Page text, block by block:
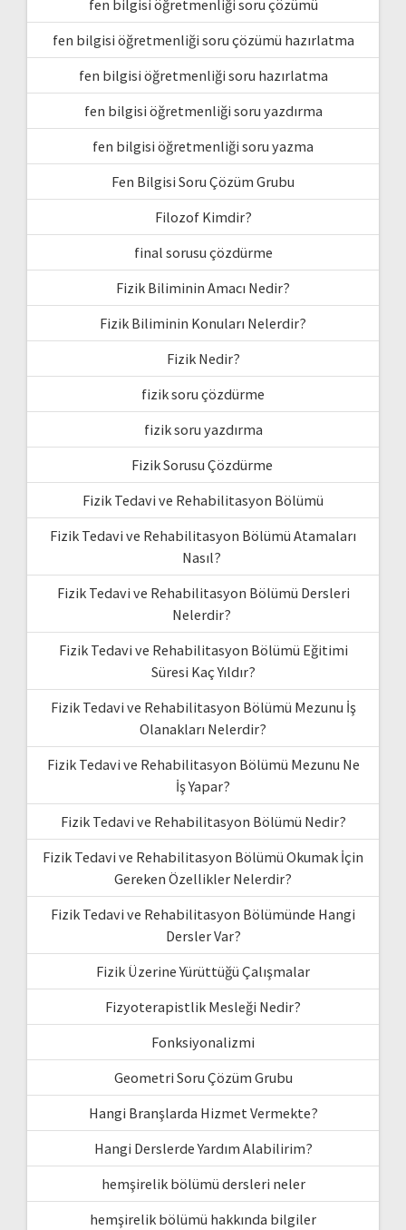
fen bilgisi öğretmenliği soru çözümü
fen bilgisi öğretmenliği soru çözümü hazırlatma
fen bilgisi öğretmenliği soru hazırlatma
fen bilgisi öğretmenliği soru yazdırma
fen bilgisi öğretmenliği soru yazma
Fen Bilgisi Soru Çözüm Grubu
Filozof Kimdir?
final sorusu çözdürme
Fizik Biliminin Amacı Nedir?
Fizik Biliminin Konuları Nelerdir?
Fizik Nedir?
fizik soru çözdürme
fizik soru yazdırma
Fizik Sorusu Çözdürme
Fizik Tedavi ve Rehabilitasyon Bölümü
Fizik Tedavi ve Rehabilitasyon Bölümü Atamaları
Nasıl?
Fizik Tedavi ve Rehabilitasyon Bölümü Dersleri
Nelerdir?
Fizik Tedavi ve Rehabilitasyon Bölümü Eğitimi
Süresi Kaç Yıldır?
Fizik Tedavi ve Rehabilitasyon Bölümü Mezunu İş
Olanakları Nelerdir?
Fizik Tedavi ve Rehabilitasyon Bölümü Mezunu Ne
İş Yapar?
Fizik Tedavi ve Rehabilitasyon Bölümü Nedir?
Fizik Tedavi ve Rehabilitasyon Bölümü Okumak İçin
Gereken Özellikler Nelerdir?
Fizik Tedavi ve Rehabilitasyon Bölümünde Hangi
Dersler Var?
Fizik Üzerine Yürüttüğü Çalışmalar
Fizyoterapistlik Mesleği Nedir?
Fonksiyonalizmi
Geometri Soru Çözüm Grubu
Hangi Branşlarda Hizmet Vermekte?
Hangi Derslerde Yardım Alabilirim?
hemşirelik bölümü dersleri neler
hemşirelik bölümü hakkında bilgiler